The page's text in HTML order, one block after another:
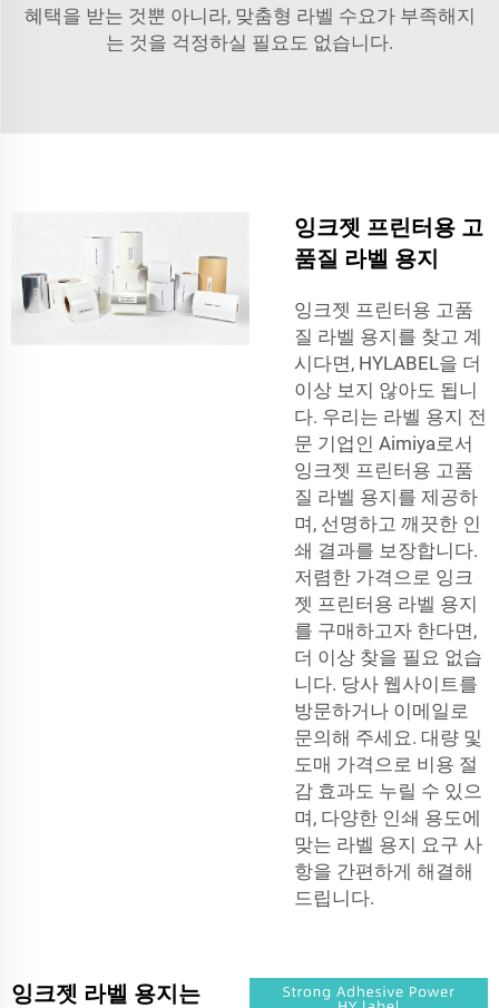
혜택을 받는 것뿐 아니라, 맞춤형 라벨 수요가 부족해지
는 것을 걱정하실 필요도 없습니다.
잉크젯 프린터용 고
품질 라벨 용지
잉크젯 프린터용 고품
질 라벨 용지를 찾고 계
시다면, HYLABEL을 더
이상 보지 않아도 됩니
다. 우리는 라벨 용지 전
문 기업인 Aimiya로서
잉크젯 프린터용 고품
질 라벨 용지를 제공하
며, 선명하고 깨끗한 인
쇄 결과를 보장합니다.
저렴한 가격으로 잉크
젯 프린터용 라벨 용지
를 구매하고자 한다면,
더 이상 찾을 필요 없습
니다. 당사 웹사이트를
방문하거나 이메일로
문의해 주세요. 대량 및
도매 가격으로 비용 절
감 효과도 누릴 수 있으
며, 다양한 인쇄 용도에
맞는 라벨 용지 요구 사
항을 간편하게 해결해
드립니다.
잉크젯 라벨 용지는